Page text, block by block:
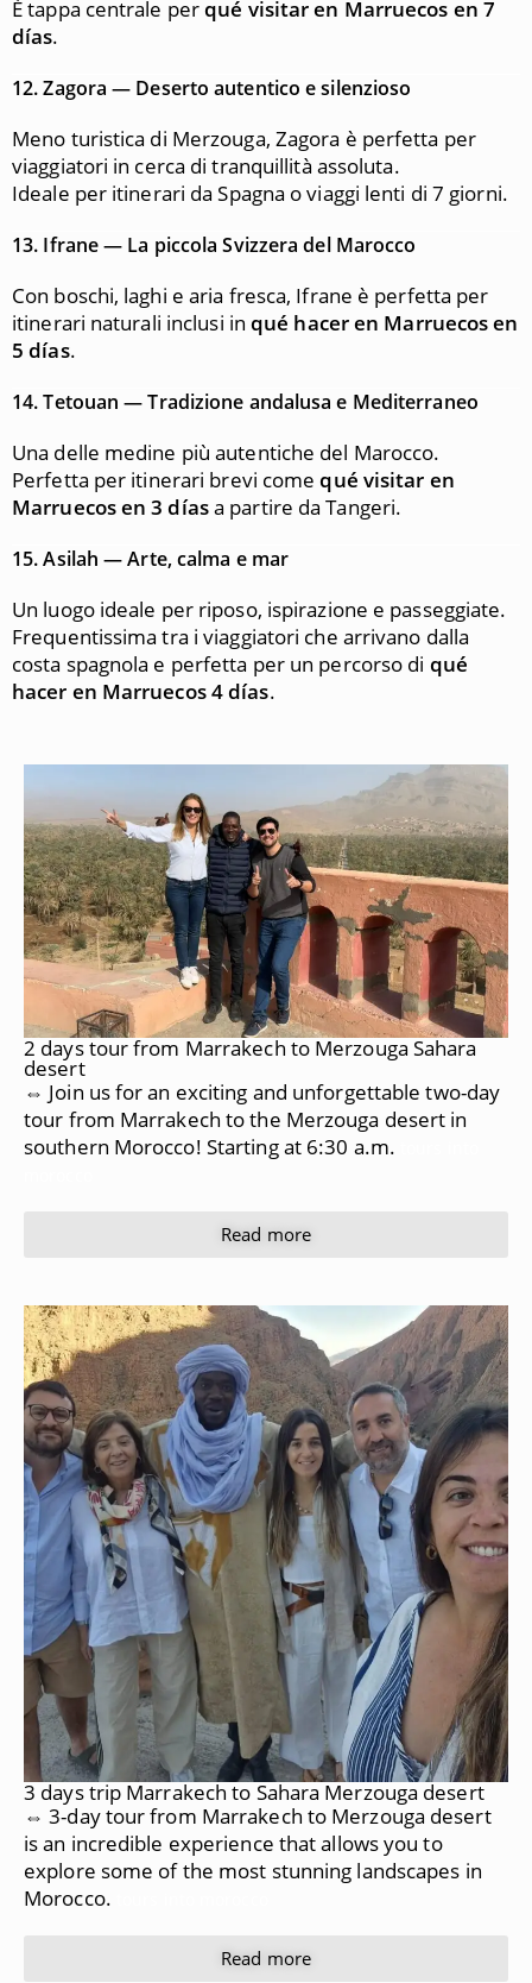
È tappa centrale perqué visitar en Marruecos en 7
días.
12.Zagora — Deserto autentico e silenzioso
Meno turistica di Merzouga, Zagora è perfetta per
viaggiatori in cerca di tranquillità assoluta.
Ideale per itinerari da Spagna o viaggi lenti di 7 giorni.
13. Ifrane — La piccola Svizzera del Marocco
Con boschi, laghi e aria fresca, Ifrane è perfetta per
itinerari naturali inclusi inqué hacer en Marruecos en
5 días.
14.Tetouan — Tradizione andalusa e Mediterraneo
Una delle medine più autentiche del Marocco.
Perfetta per itinerari brevi comequé visitar en
Marruecos en 3 díasa partire da Tangeri.
15.Asilah — Arte, calma e mar
Un luogo ideale per riposo, ispirazione e passeggiate.
Frequentissima tra i viaggiatori che arrivano dalla
costa spagnola e perfetta per un percorso di qué
hacer en Marruecos 4 días.
2 days tour from Marrakech to Merzouga Sahara
desert
⇔ Join us for an exciting and unforgettable two-day
tour from Marrakech to the Merzouga desert in
southern Morocco! Starting at 6:30 a.m.
Read more
3 days trip Marrakech to Sahara Merzouga desert
⇔ 3-day tour from Marrakech to Merzouga desert
is an incredible experience that allows you to
explore some of the most stunning landscapes in
Morocco.
Read more